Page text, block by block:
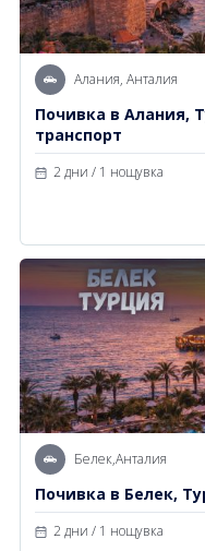
Алания, Анталия
Почивка в Алания,
транспорт
2 дни / 1 нощувка
Белек,Анталия
Почивка в Белек,
2 дни / 1 нощувка